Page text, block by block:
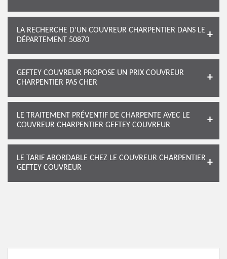
LA RECHERCHE D’UN COUVREUR CHARPENTIER DANS LE
DÉPARTEMENT 50870
GEFTEY COUVREUR PROPOSE UN PRIX COUVREUR
CHARPENTIER PAS CHER
LE TRAITEMENT PRÉVENTIF DE CHARPENTE AVEC LE
COUVREUR CHARPENTIER GEFTEY COUVREUR
LE TARIF ABORDABLE CHEZ LE COUVREUR CHARPENTIER
GEFTEY COUVREUR